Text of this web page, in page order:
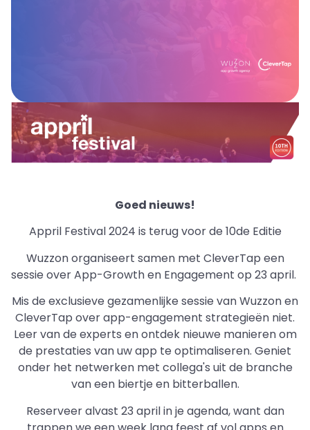
Goed nieuws!
Appril Festival 2024 is terug voor de 10de Editie
Wuzzon organiseert samen met CleverTap een
sessie over App-Growth en Engagement op 23 april.
Mis de exclusieve gezamenlijke sessie van Wuzzon en
CleverTap over app-engagement strategieën niet.
Leer van de experts en ontdek nieuwe manieren om
de prestaties van uw app te optimaliseren. Geniet
onder het netwerken met collega's uit de branche
van een biertje en bitterballen.
Reserveer alvast 23 april in je agenda, want dan